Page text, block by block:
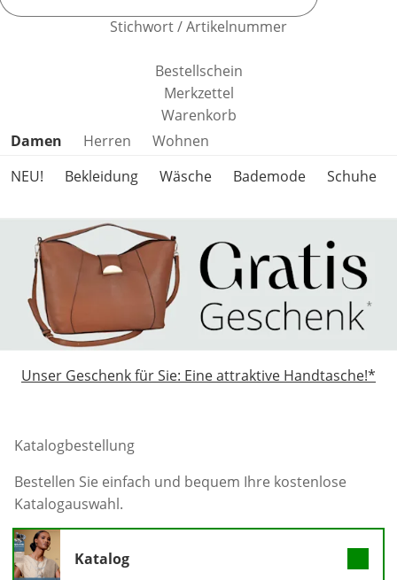
Stichwort / Artikelnummer
Bestellschein
Merkzettel
Warenkorb
Produktkategorien überspringen
Damen Herren
Wohnen
NEU!
Bekleidung Wäsche Bademode Schuhe
Unser Geschenk für Sie: Eine attraktive Handtasche!*
Katalogbestellung
Bestellen Sie einfach und bequem Ihre kostenlose
Katalogauswahl.
Katalog